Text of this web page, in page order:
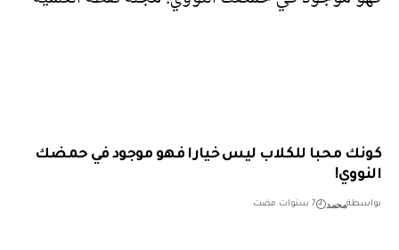
محبا للكلاب ليس خيارا فهو موجود في حمضك
محمد 7 سنوات مضت